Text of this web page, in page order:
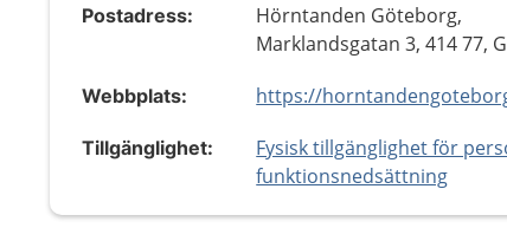
Postadress:
Hörntanden Göteborg,
Marklandsgatan 3, 414 77,
Webbplats: https://
Tillgänglighet:
Fysisk tillgänglighet för
funktionsnedsättning